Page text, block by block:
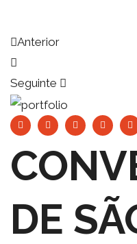
Anterior
Seguinte
DE